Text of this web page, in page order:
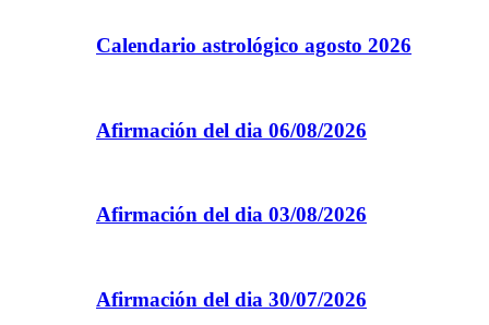
Calendario astrológico agosto 2026
Afirmación del dia 06/08/2026
Afirmación del dia 03/08/2026
Afirmación del dia 30/07/2026